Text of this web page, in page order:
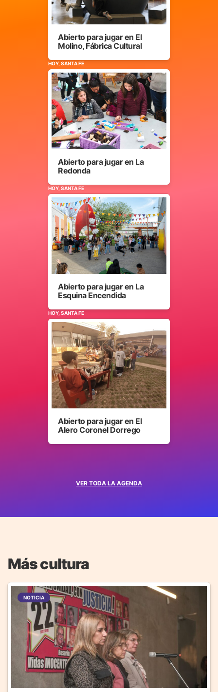
VER TODA LA AGENDA
Abierto para jugar en El
Molino, Fábrica Cultural
HOY, SANTA FE
Abierto para jugar en La
Redonda
HOY, SANTA FE
Abierto para jugar en La
Esquina Encendida
HOY, SANTA FE
Abierto para jugar en El
Alero Coronel Dorrego
Más cultura
NOTICIA